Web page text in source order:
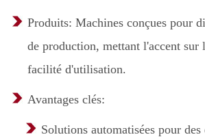
Produits: Machines conçues pour
de production, mettant l'accent
facilité d'utilisation.
Avantages clés:
Solutions automatisées pour des